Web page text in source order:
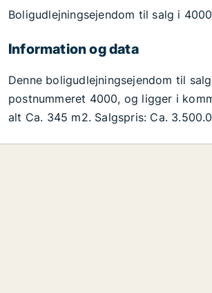
Boligudlejningsejendom til salg i
Information og data
Denne boligudlejningsejendom til
postnummeret 4000, og ligger i
alt Ca. 345 m2. Salgspris: Ca.